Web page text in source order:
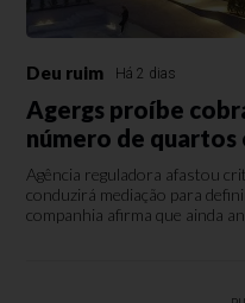
Deu ruim Há 2 dias
Agergs proíbe
número de quartos
Agência reguladora afastou
conduzirá mediação para
companhia afirma que ainda